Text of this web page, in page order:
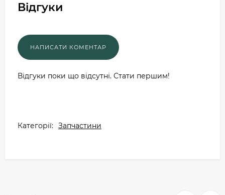
Відгуки
Відгуки поки що відсутні. Стати першим!
Категорії: Запчастини